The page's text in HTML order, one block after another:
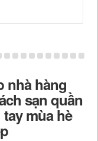
nhà hàng
sạn quần
mùa hè